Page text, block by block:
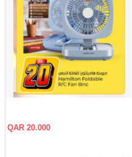
QAR 20.000